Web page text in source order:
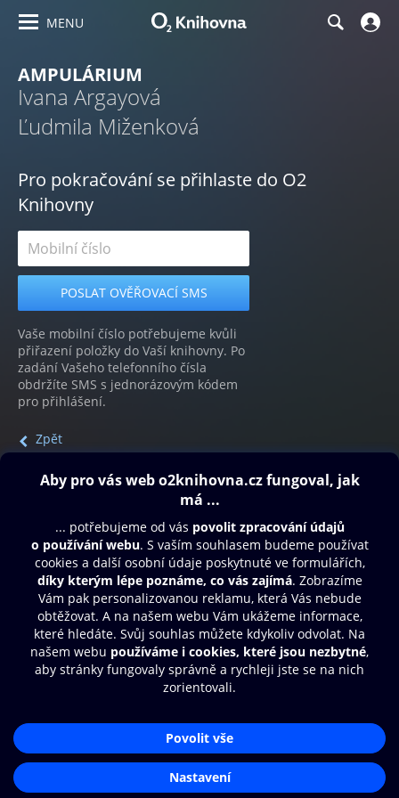
MENU
AMPULÁRIUM
Ivana Argayová
Ľudmila Miženková
Pro pokračování se přihlaste do O2
Knihovny
Vaše mobilní číslo potřebujeme kvůli
přiřazení položky do Vaší knihovny. Po
zadání Vašeho telefonního čísla
obdržíte SMS s jednorázovým kódem
pro přihlášení.
Zpět
Obsah ke stažení
Moje O2 Knihovna
Další zábava
© O2 Czech Republic a.s.
Přístupnost
Zásady zpracování osobních údajůAplikace O2 Knihovna
Čti a poslouchej své e-knihy a